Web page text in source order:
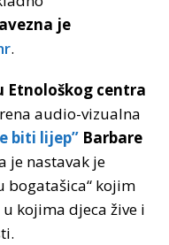
je
.
Etnološkog centra
audio-vizualna
biti lijep” Barbare
je nastavak je
bogatašica“ kojim
kojima djeca žive i